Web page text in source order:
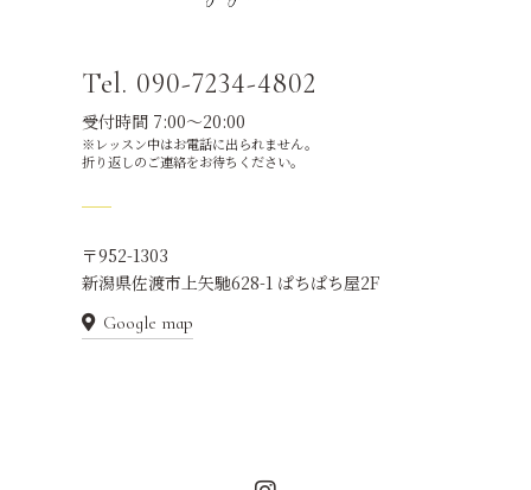
Tel. 090-7234-4802
受付時間 7:00～20:00
※レッスン中はお電話に出られません。
折り返しのご連絡をお待ちください。
〒952-1303
新潟県佐渡市上矢馳628-1 ぱちぱち屋2F
Google map